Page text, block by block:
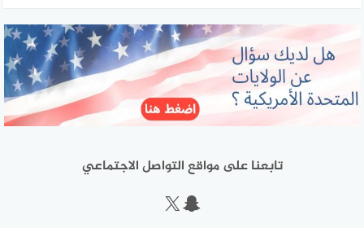
تابعنا على مواقع التواصل الاجتماعي
سناب شات
إكس